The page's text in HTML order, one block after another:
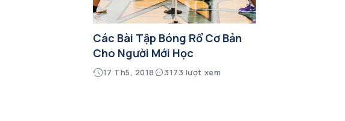
Các Bài Tập Bóng Rổ Cơ Bản
Cho Người Mới Học
17 Th5, 2018 3173 lượt xem